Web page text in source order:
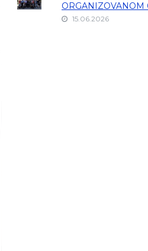
ORGANIZOVANOM
15.06.2026